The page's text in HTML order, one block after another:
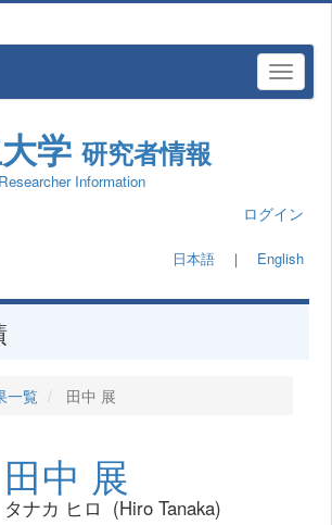
学 研究者情報
Information
ログイン
日本語 ｜ English
一覧 田中 展
田中 展
タナカ ヒロ (Hiro Tanaka)